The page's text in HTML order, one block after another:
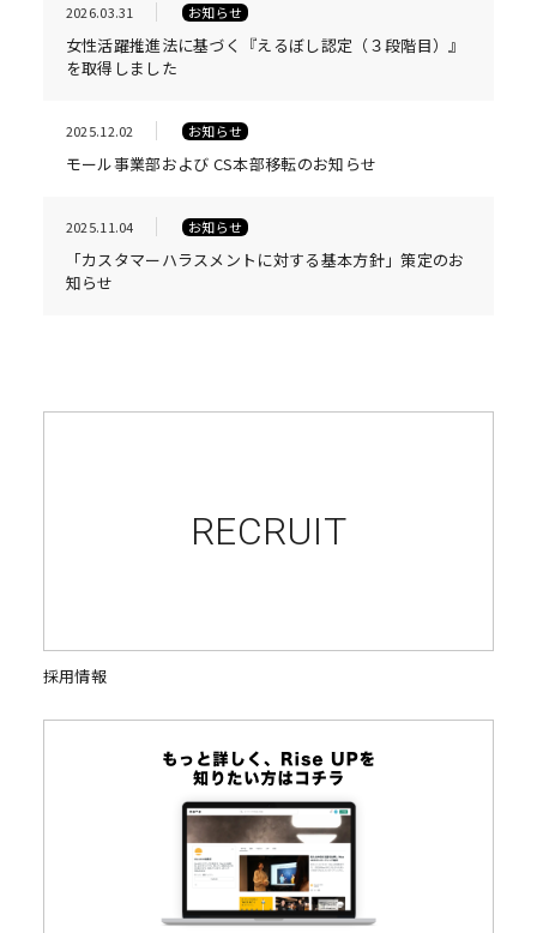
2026.03.31 お知らせ
女性活躍推進法に基づく『えるぼし認定（３段階目）』
を取得しました
2025.12.02 お知らせ
モール事業部および CS本部移転のお知らせ
2025.11.04 お知らせ
「カスタマーハラスメントに対する基本方針」策定のお
知らせ
RECRUIT
採用情報